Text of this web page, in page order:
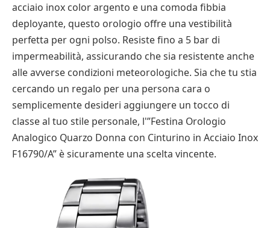
acciaio inox color argento e una comoda fibbia
deployante, questo orologio offre una vestibilità
perfetta per ogni polso. Resiste fino a 5 bar di
impermeabilità, assicurando che sia resistente anche
alle avverse condizioni meteorologiche. Sia che tu stia
cercando un regalo per una persona cara o
semplicemente desideri aggiungere un tocco di
classe al tuo stile personale, l'”Festina Orologio
Analogico Quarzo Donna con Cinturino in Acciaio Inox
F16790/A” è sicuramente una scelta vincente.